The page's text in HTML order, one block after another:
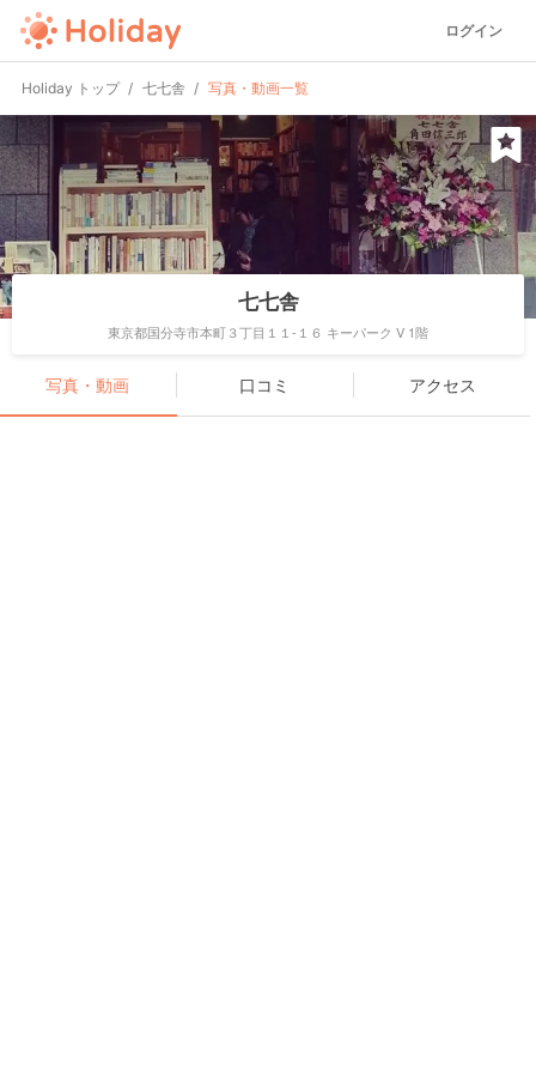
ログイン
Holiday トップ 七七舎 写真・動画一覧
七七舎
東京都国分寺市本町３丁目１１-１６ キーパーク V 1階
写真・動画 口コミ アクセス